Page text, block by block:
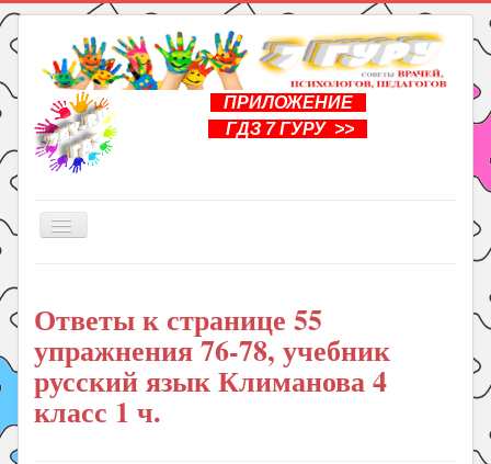
ПРИЛОЖЕНИЕ
ГДЗ 7 ГУРУ >>
Включить/
Книги
Рукоделие
Подготовка к школе
Уроки
Ответы к странице 55
упражнения 76-78, учебник
русский язык Климанова 4
класс 1 ч.